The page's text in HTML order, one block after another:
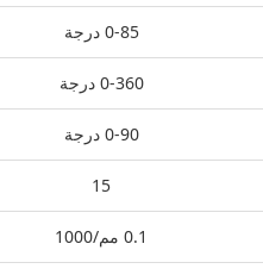
0-85 درجة
0-360 درجة
0-90 درجة
15
0.1 مم/1000